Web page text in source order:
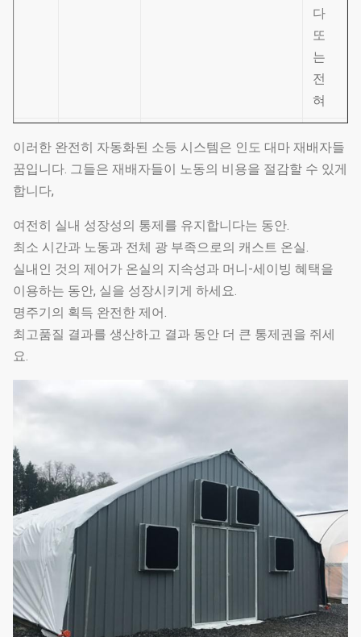
다
또
는
전
혀
1
물
열간 아연 강관 예
3 방충망
원료로서의 고품질 폴리
에틸렌
예
4
냉각 시스
템
그것은 냉각 Fan들과 냉
각 패드로 구성됩니다
측창과 순환 팬들
7
가열 시스
템
열탕난방, 온풍난방, 전기
입
니
다
선
이러한 완전히 자동화된 소등 시스템은 인도 대마 재배자들
꿈입니다. 그들은 재배자들이 노동의 비용을 절감할 수 있게
합니다,
여전히 실내 성장성의 통제를 유지합니다는 동안.
최소 시간과 노동과 전체 광 부족으로의 캐스트 온실.
실내인 것의 제어가 온실의 지속성과 머니-세이빙 혜택을
이용하는 동안, 실을 성장시키게 하세요.
명주기의 획득 완전한 제어.
최고품질 결과를 생산하고 결과 동안 더 큰 통제권을 쥐세
요.